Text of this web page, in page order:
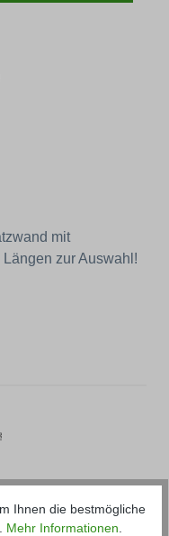
mit
zur Auswahl!
Ihnen die bestmögliche
Mehr Informationen.